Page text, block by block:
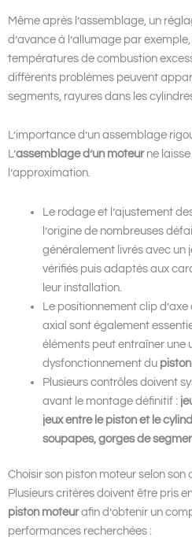
Même après l’assemblage, un
d’avance à l’allumage par
températures de combustion
différents problèmes peuvent
segments, rayures dans les
L’importance d’un assemblage
L’assemblage d’un moteurne
l’approximation.
Le rodage et l’ajustement
l’origine de nombreuses
généralement livrés avec un
vérifiés puis adaptés aux
leur installation.
Le positionnement clip
axial sont également
éléments peut entraîner une
dysfonctionnement du
Plusieurs contrôles doivent
avant le montage définitif :
jeux entre le piston et le
soupapes, gorges de
Choisir son piston moteur selon son
Plusieurs critères doivent être pris
piston moteurafin d’obtenir un
performances recherchées :